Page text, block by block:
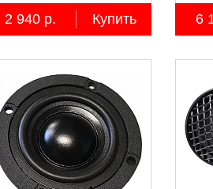
4AWG, miniANL 60А,
омедненный алюминий
(ССА)
2 940 р. Купить 6